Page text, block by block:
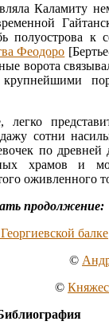
Каламиту
полуострова к
Феодоро
ворота
сотни
по древней
храмов и
оживленного
продолжение:
балке
©
©